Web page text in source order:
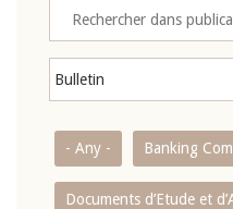
- Any - Banking
Documents d’Etude et